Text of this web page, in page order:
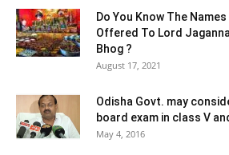
Do You Know The
Offered To Lord
Bhog ?
August 17, 2021
Odisha Govt. may
board exam in class V
May 4, 2016